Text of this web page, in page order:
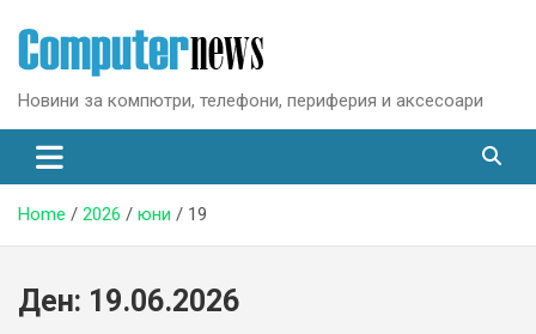
content
Новини за компютри, телефони, периферия и аксесоари
Home 2026 юни 19
Ден: 19.06.2026